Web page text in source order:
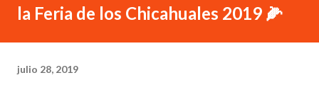
la Feria de los Chicahuales 2019 🌽
julio 28, 2019